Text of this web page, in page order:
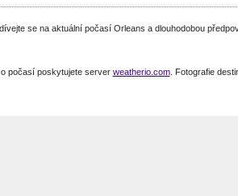
se na aktuální počasí Orleans a dlouhodobou
o počasí poskytujete server weatherio.com. Fotografie